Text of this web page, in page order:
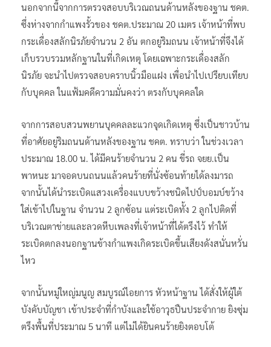
นอกจากนี้จากการตรวจสอบบริเวณถนนด้านหลังของฐาน ชคต.
ซึ่งห่างจากกำแพงรั้วของ ชคต.ประมาณ 20 เมตร เจ้าหน้าที่พบ
กระเดื่องสลักนิรภัยจำนวน 2 อัน ตกอยู่ริมถนน เจ้าหน้าที่จึงได้
เก็บรวบรวมหลักฐานในที่เกิดเหตุ โดยเฉพาะกระเดื่องสลัก
นิรภัย จะนำไปตรวจสอบคราบนิ้วมือแฝง เพื่อนำไปเปรียบเทียบ
กับบุคคล ในแฟ้มคดีความมั่นคงว่า ตรงกับบุคคลใด
จากการสอบสวนพยานบุคคลละแวกจุดเกิดเหตุ ซึ่งเป็นชาวบ้าน
ที่อาศัยอยู่ริมถนนด้านหลังของฐาน ชคต. ทราบว่า ในช่วงเวลา
ประมาณ 18.00 น. ได้มีคนร้ายจำนวน 2 คน ขี่รถ จยย.เป็น
พาหนะ มาจอดบนถนนแล้วคนร้ายที่นั่งซ้อนท้ายได้ลงมารถ
จากนั้นได้นำระเบิดแสวงเครื่องแบบขว้างชนิดไปป์บอมบ์ขว้าง
ใส่เข้าไปในฐาน จำนวน 2 ลูกซ้อน แต่ระเบิดทั้ง 2 ลูกไปติดที่
บริเวณตาข่ายและลวดหีบเพลงที่เจ้าหน้าที่ได้ตรึงไว้ ทำให้
ระเบิดตกลงนอกฐานข้างกำแพงเกิดระเบิดขึ้นเสียงดังสนั่นหวั่น
ไหว
จากนั้นหมู่ใหญ่มนูญ สมบูรณ์ไอยการ หัวหน้าฐาน ได้สั่งให้ผู้ใต้
บังคับบัญชา เข้าประจำที่กำบังและใช้อาวุธปืนประจำกาย ยิงซุ่ม
ตรึงพื้นที่ประมาณ 5 นาที แต่ไม่ได้ยินคนร้ายยิงตอบโต้